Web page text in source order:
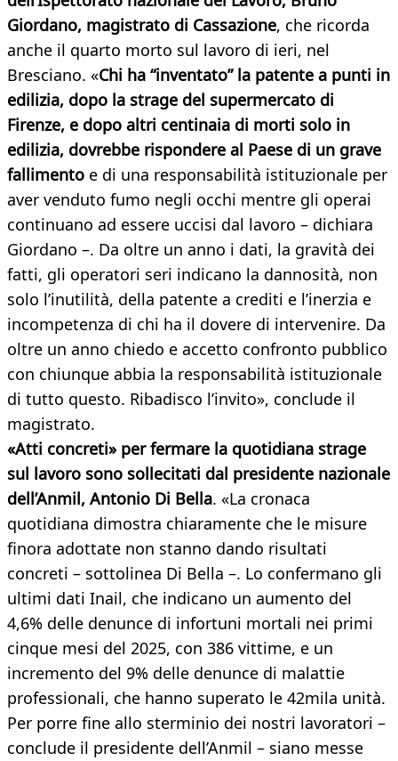
Giordano, magistrato di Cassazione, che ricorda
anche il quarto morto sul lavoro di ieri, nel
Bresciano. «Chi ha “inventato” la patente a punti in
edilizia, dopo la strage del supermercato di
Firenze, e dopo altri centinaia di morti solo in
edilizia, dovrebbe rispondere al Paese di un grave
fallimento e di una responsabilità istituzionale per
aver venduto fumo negli occhi mentre gli operai
continuano ad essere uccisi dal lavoro – dichiara
Giordano –. Da oltre un anno i dati, la gravità dei
fatti, gli operatori seri indicano la dannosità, non
solo l’inutilità, della patente a crediti e l’inerzia e
incompetenza di chi ha il dovere di intervenire. Da
oltre un anno chiedo e accetto confronto pubblico
con chiunque abbia la responsabilità istituzionale
di tutto questo. Ribadisco l’invito», conclude il
magistrato.
«Atti concreti» per fermare la quotidiana strage
sul lavoro sono sollecitati dal presidente nazionale
dell’Anmil, Antonio Di Bella. «La cronaca
quotidiana dimostra chiaramente che le misure
finora adottate non stanno dando risultati
concreti – sottolinea Di Bella –. Lo confermano gli
ultimi dati Inail, che indicano un aumento del
4,6% delle denunce di infortuni mortali nei primi
cinque mesi del 2025, con 386 vittime, e un
incremento del 9% delle denunce di malattie
professionali, che hanno superato le 42mila unità.
Per porre fine allo sterminio dei nostri lavoratori –
conclude il presidente dell’Anmil – siano messe